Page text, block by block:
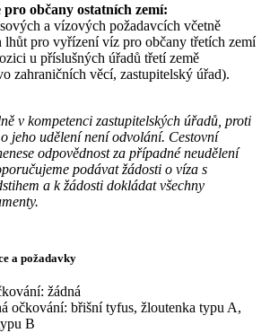
občany ostatních zemí:
a vízových požadavcích včetně
lhůt pro vyřízení víz pro občany třetích zemí
u příslušných úřadů třetí země
zahraničních věcí, zastupitelský úřad).
v kompetenci zastupitelských úřadů, proti
jeho udělení není odvolání. Cestovní
odpovědnost za případné neudělení
podávat žádosti o víza s
a k žádosti dokládat všechny
a požadavky
žádná
očkování: břišní tyfus, žloutenka typu A,
B